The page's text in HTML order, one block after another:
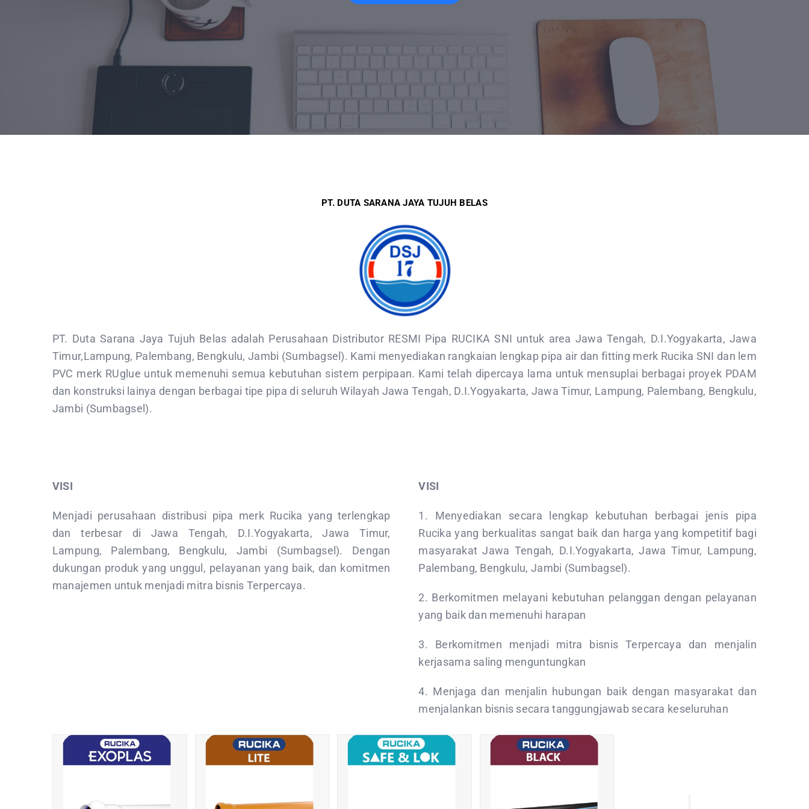
PT. DUTA SARANA JAYA TUJUH BELAS
PT. Duta Sarana Jaya Tujuh Belas adalah Perusahaan Distributor RESMI Pipa RUCIKA SNI untuk area Jawa Tengah, D.I.Yogyakarta, Jawa
Timur,Lampung, Palembang, Bengkulu, Jambi (Sumbagsel). Kami menyediakan rangkaian lengkap pipa air dan fitting merk Rucika SNI dan lem
PVC merk RUglue untuk memenuhi semua kebutuhan sistem perpipaan. Kami telah dipercaya lama untuk mensuplai berbagai proyek PDAM
dan konstruksi lainya dengan berbagai tipe pipa di seluruh Wilayah Jawa Tengah, D.I.Yogyakarta, Jawa Timur, Lampung, Palembang, Bengkulu,
Jambi (Sumbagsel).
VISI
Menjadi perusahaan distribusi pipa merk Rucika yang terlengkap
dan terbesar di Jawa Tengah, D.I.Yogyakarta, Jawa Timur,
Lampung, Palembang, Bengkulu, Jambi (Sumbagsel). Dengan
dukungan produk yang unggul, pelayanan yang baik, dan komitmen
manajemen untuk menjadi mitra bisnis Terpercaya.
VISI
1. Menyediakan secara lengkap kebutuhan berbagai jenis pipa
Rucika yang berkualitas sangat baik dan harga yang kompetitif bagi
masyarakatJawa Tengah, D.I.Yogyakarta, Jawa Timur, Lampung,
Palembang, Bengkulu, Jambi (Sumbagsel).
2. Berkomitmen melayani kebutuhan pelanggan dengan pelayanan
yang baik dan memenuhi harapan
3. Berkomitmen menjadi mitra bisnis Terpercaya dan menjalin
kerjasama saling menguntungkan
4. Menjaga dan menjalin hubungan baik dengan masyarakat dan
menjalankan bisnis secara tanggungjawab secara keseluruhan